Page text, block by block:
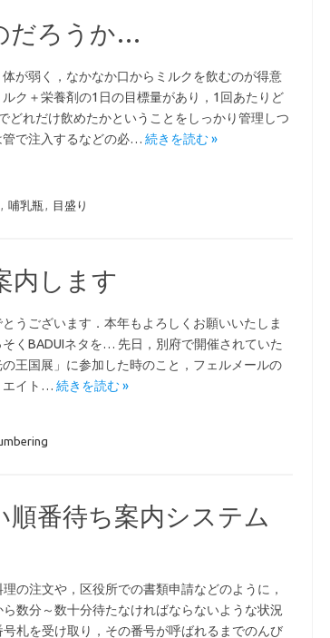
だろうか…
が弱く，なかなか口からミルクを飲むのが得意
ク＋栄養剤の1日の目標量があり，1回あたりど
どれだけ飲めたかということをしっかり管理しつ
管で注入するなどの必… 続きを読む »
, 哺乳瓶 , 目盛り
内します
うございます．本年もよろしくお願いいたしま
くBADUIネタを… 先日，別府で開催されていた
の王国展」に参加した時のこと，フェルメールの
エイト… 続きを読む »
番待ち案内システム
の注文や，区役所での書類申請などのように，
数分～数十分待たなければならないような状況
札を受け取り，その番号が呼ばれるまでのんび